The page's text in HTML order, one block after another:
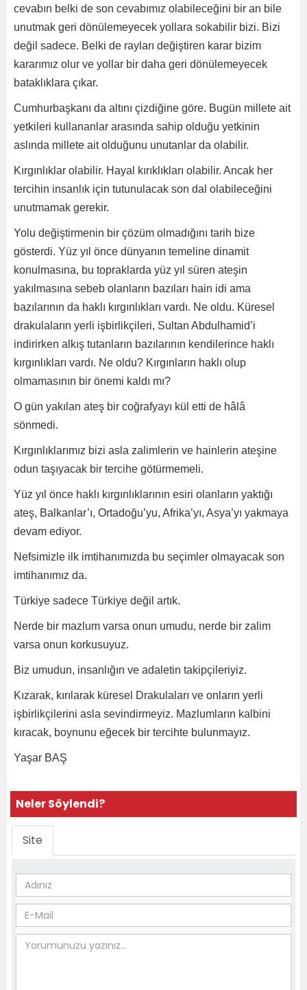
cevabın belki de son cevabımız olabileceğini bir an bile
unutmak geri dönülemeyecek yollara sokabilir bizi. Bizi
değil sadece. Belki de rayları değiştiren karar bizim
kararımız olur ve yollar bir daha geri dönülemeyecek
bataklıklara çıkar.
Cumhurbaşkanı da altını çizdiğine göre. Bugün millete ait
yetkileri kullananlar arasında sahip olduğu yetkinin
aslında millete ait olduğunu unutanlar da olabilir.
Kırgınlıklar olabilir. Hayal kırıklıkları olabilir. Ancak her
tercihin insanlık için tutunulacak son dal olabileceğini
unutmamak gerekir.
Yolu değiştirmenin bir çözüm olmadığını tarih bize
gösterdi. Yüz yıl önce dünyanın temeline dinamit
konulmasına, bu topraklarda yüz yıl süren ateşin
yakılmasına sebeb olanların bazıları hain idi ama
bazılarının da haklı kırgınlıkları vardı. Ne oldu. Küresel
drakulaların yerli işbirlikçileri, Sultan Abdulhamid’i
indirirken alkış tutanların bazılarının kendilerince haklı
kırgınlıkları vardı. Ne oldu? Kırgınların haklı olup
olmamasının bir önemi kaldı mı?
O gün yakılan ateş bir coğrafyayı kül etti de hâlâ
sönmedi.
Kırgınlıklarımız bizi asla zalimlerin ve hainlerin ateşine
odun taşıyacak bir tercihe götürmemeli.
Yüz yıl önce haklı kırgınlıklarının esiri olanların yaktığı
ateş, Balkanlar’ı, Ortadoğu’yu, Afrika’yı, Asya’yı yakmaya
devam ediyor.
Nefsimizle ilk imtihanımızda bu seçimler olmayacak son
imtihanımız da.
Türkiye sadece Türkiye değil artık.
Nerde bir mazlum varsa onun umudu, nerde bir zalim
varsa onun korkusuyuz.
Biz umudun, insanlığın ve adaletin takipçileriyiz.
Kızarak, kırılarak küresel Drakulaları ve onların yerli
işbirlikçilerini asla sevindirmeyiz. Mazlumların kalbini
kıracak, boynunu eğecek bir tercihte bulunmayız.
Yaşar BAŞ
Neler Söylendi?
Site